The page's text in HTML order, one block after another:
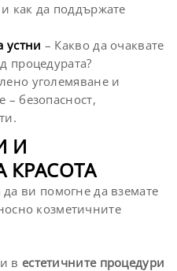
как да поддържате
устни – Какво да очаквате
процедурата?
уголемяване и
– безопасност,
И
КРАСОТА
ви помогне да вземате
козметичните
в естетичните процедури